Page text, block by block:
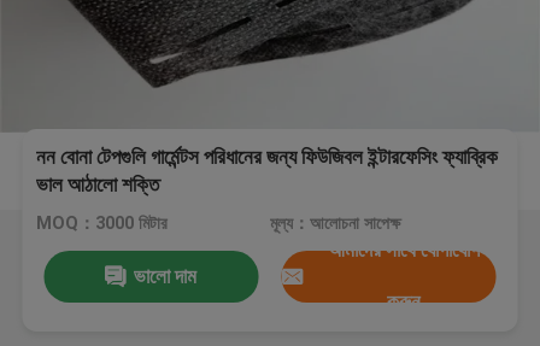
নন বোনা টেপগুলি গার্মেন্টস পরিধানের জন্য ফিউজিবল ইন্টারফেসিং ফ্যাব্রিক
ভাল আঠালো শক্তি
MOQ：3000 মিটার মূল্য：আলোচনা সাপেক্ষ
ভালো দাম
আমাদের সাথে যোগাযোগ
করুন